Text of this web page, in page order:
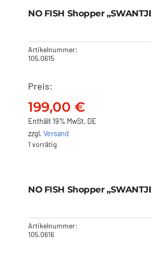
„SWANTJE“
NO FISH Shopper
Artikelnummer:
105.0615
Preis:
199,00 €
Enthält 19% MwSt. DE
zzgl. Versand
1 vorrätig
„SWANTJE“
NO FISH Shopper
Artikelnummer:
105.0616